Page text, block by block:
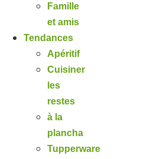
Famille
et amis
Tendances
Apéritif
Cuisiner
les
restes
à la
plancha
Tupperware